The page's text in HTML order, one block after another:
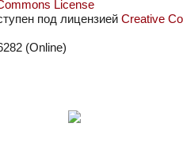
под лицензией Creative
(Online)